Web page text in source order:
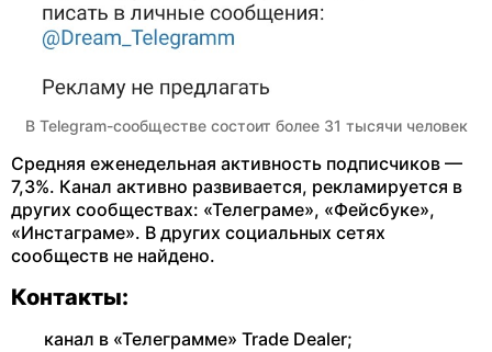
В Telegram-сообществе состоит более 31 тысячи человек
Средняя еженедельная активность подписчиков —
7,3%. Канал активно развивается, рекламируется в
других сообществах: «Телеграме», «Фейсбуке»,
«Инстаграме». В других социальных сетях
сообществ не найдено.
Контакты:
канал в «Телеграмме» Trade Dealer;